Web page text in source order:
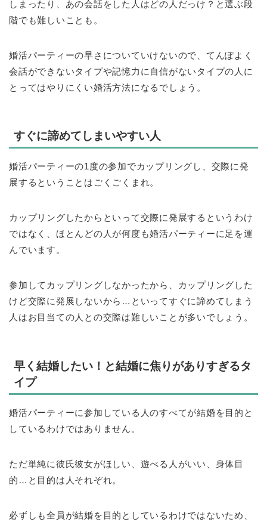
しまったり、あの会話をした人はどの人だっけ？と選ぶ段
階でも難しいことも。
婚活パーティーの早さについていけないので、てんぽよく
会話ができないタイプや記憶力に自信がないタイプの人に
とってはやりにくい婚活方法になるでしょう。
すぐに諦めてしまいやすい人
婚活パーティーの1度の参加でカップリングし、交際に発
展するということはごくごくまれ。
カップリングしたからといって交際に発展するというわけ
ではなく、ほとんどの人が何度も婚活パーティーに足を運
んでいます。
参加してカップリングしなかったから、カップリングした
けど交際に発展しないから…といってすぐに諦めてしまう
人はお目当ての人との交際は難しいことが多いでしょう。
早く結婚したい！と結婚に焦りがありすぎるタ
イプ
婚活パーティーに参加している人のすべてが結婚を目的と
しているわけではありません。
ただ単純に彼氏彼女がほしい、遊べる人がいい、身体目
的…と目的は人それぞれ。
必ずしも全員が結婚を目的としているわけではないため、